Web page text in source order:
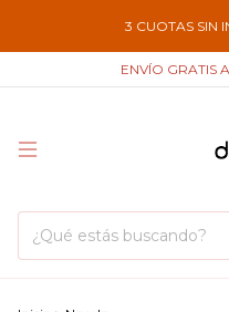
SIN INTERÉS 3
ENVÍO GRATIS